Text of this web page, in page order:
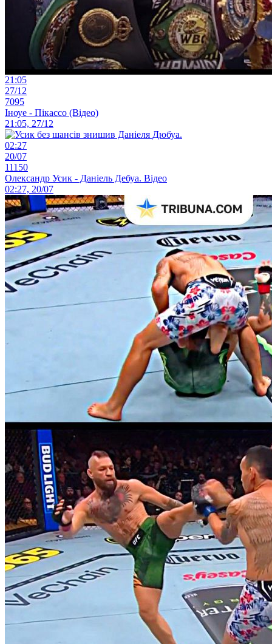
21:05
27/12
7095
Іноуе - Пікассо (Відео)
21:05, 27/12
02:27
20/07
11150
Олександр Усик - Даніель Дебуа. Відео
02:27, 20/07